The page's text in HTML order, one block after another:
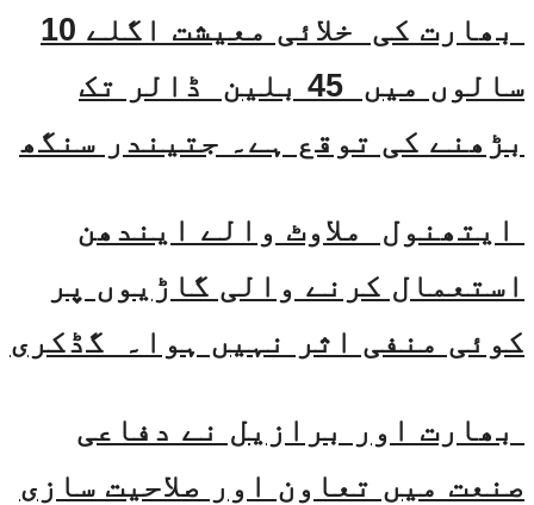
بھارت کی خلائی معیشت اگلے 10
سالوں میں 45 بلین ڈالر تک
بڑھنے کی توقع ہے۔ جتیندر سنگھ
ایتھنول ملاوٹ والے ایندھن
استعمال کرنے والی گاڑیوں پر
کوئی منفی اثر نہیں ہوا۔ گڈکری
بھارت اور برازیل نے دفاعی
صنعت میں تعاون اور صلاحیت سازی